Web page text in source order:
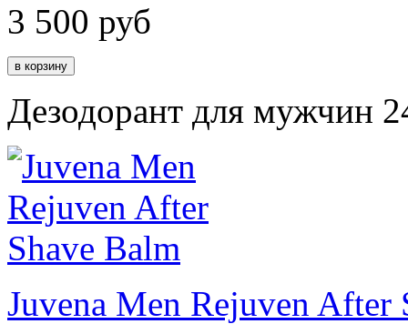
3 500 руб
Дезодорант для мужчин
Juvena Men Rejuven After